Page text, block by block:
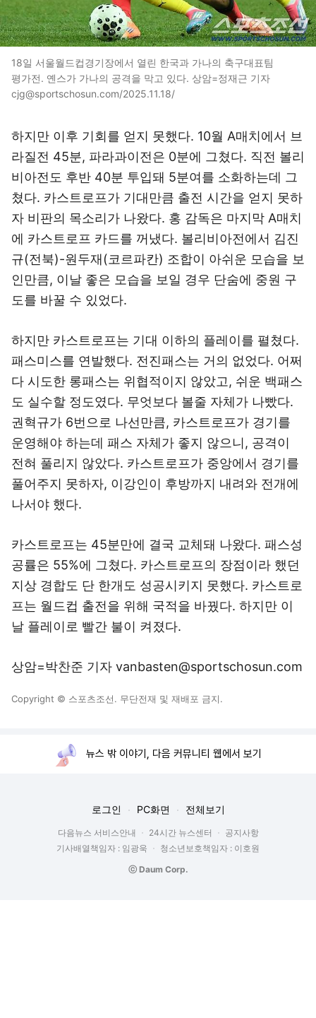
18일 서울월드컵경기장에서 열린 한국과 가나의 축구대표팀
평가전. 옌스가 가나의 공격을 막고 있다. 상암=정재근 기자
cjg@sportschosun.com/2025.11.18/
하지만 이후 기회를 얻지 못했다. 10월 A매치에서 브
라질전 45분, 파라과이전은 0분에 그쳤다. 직전 볼리
비아전도 후반 40분 투입돼 5분여를 소화하는데 그
쳤다. 카스트로프가 기대만큼 출전 시간을 얻지 못하
자 비판의 목소리가 나왔다. 홍 감독은 마지막 A매치
에 카스트로프 카드를 꺼냈다. 볼리비아전에서 김진
규(전북)-원두재(코르파칸) 조합이 아쉬운 모습을 보
인만큼, 이날 좋은 모습을 보일 경우 단숨에 중원 구
도를 바꿀 수 있었다.
하지만 카스트로프는 기대 이하의 플레이를 펼쳤다.
패스미스를 연발했다. 전진패스는 거의 없었다. 어쩌
다 시도한 롱패스는 위협적이지 않았고, 쉬운 백패스
도 실수할 정도였다. 무엇보다 볼줄 자체가 나빴다.
권혁규가 6번으로 나선만큼, 카스트로프가 경기를
운영해야 하는데 패스 자체가 좋지 않으니, 공격이
전혀 풀리지 않았다. 카스트로프가 중앙에서 경기를
풀어주지 못하자, 이강인이 후방까지 내려와 전개에
나서야 했다.
카스트로프는 45분만에 결국 교체돼 나왔다. 패스성
공률은 55%에 그쳤다. 카스트로프의 장점이라 했던
지상 경합도 단 한개도 성공시키지 못했다. 카스트로
프는 월드컵 출전을 위해 국적을 바꿨다. 하지만 이
날 플레이로 빨간 불이 켜졌다.
상암=박찬준 기자 vanbasten@sportschosun.com
Copyright © 스포츠조선. 무단전재 및 재배포 금지.
뉴스 밖 이야기, 다음 커뮤니티 웹에서 보기
로그인 PC화면 전체보기
다음뉴스 서비스안내 24시간 뉴스센터
공지사항
기사배열책임자 : 임광욱
청소년보호책임자 : 이호원
ⓒ Daum Corp.